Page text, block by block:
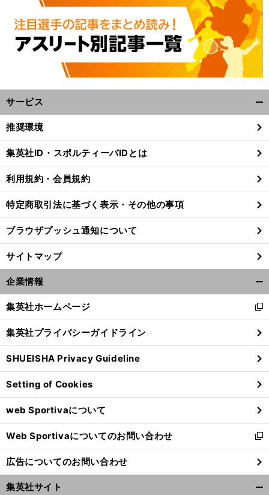
前
へ
サービス
閉
る
推奨環境
集英社ID・スポルティーバIDとは
利用規約・会員規約
特定商取引法に基づく表示・その他の事項
ブラウザプッシュ通知について
サイトマップ
企業情報
閉
る
集英社ホームページ
新
し
い
ウ
ィ
ン
ド
ウ
で
開
く
集英社プライバシーガイドライン
SHUEISHA Privacy Guideline
Setting of Cookies
web Sportivaについて
Web Sportivaについてのお問い合わせ
新
し
い
ウ
ィ
広告についてのお問い合わせ
集英社サイト